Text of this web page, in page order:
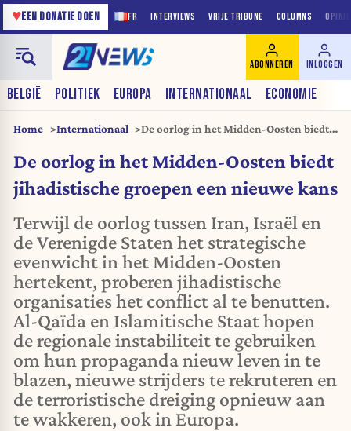
FR INTERVIEWS VRIJE TRIBUNE COLUMNS
♥EEN DONATIE DOEN
BELGIË POLITIEK EUROPA INTERNATIONAAL ECONOMIE
ABONNEREN INLOGGEN
Home Internationaal
De oorlog in het Midden-Oosten biedt
De oorlog in het Midden-Oosten biedt
jihadistische groepen een nieuwe kans
Terwijl de oorlog tussen Iran, Israël en
de Verenigde Staten het strategische
evenwicht in het Midden-Oosten
hertekent, proberen jihadistische
organisaties het conflict al te benutten.
Al-Qaïda en Islamitische Staat hopen
de regionale instabiliteit te gebruiken
om hun propaganda nieuw leven in te
blazen, nieuwe strijders te rekruteren en
de terroristische dreiging opnieuw aan
te wakkeren, ook in Europa.